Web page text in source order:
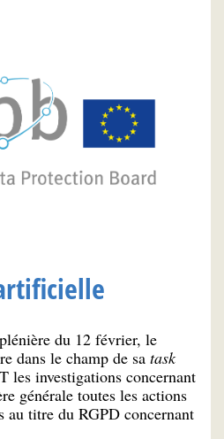
du 12 février, le
dans le champ de sa task
les investigations concernant
générale toutes les actions
au titre du RGPD concernant